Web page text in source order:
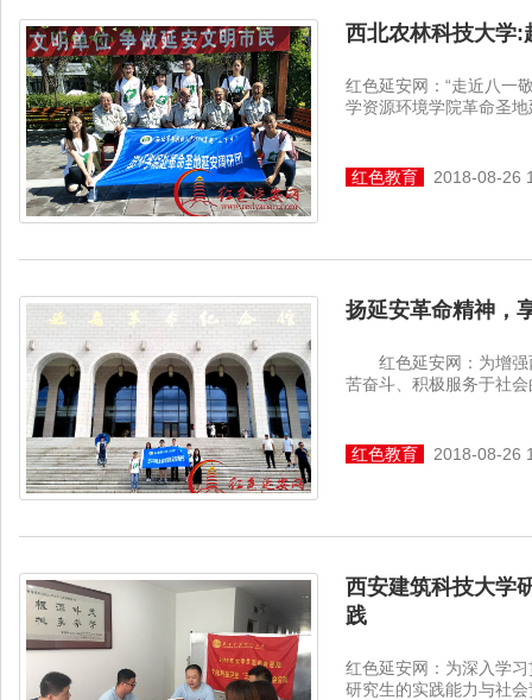
西北农林科技大学:
红色延安网：“走近八一
学资源环境学院革命圣
红色教育 2018-08-26
扬延安革命精神，
红色延安网：为增强
苦奋斗、积极服务于社
红色教育 2018-08-26
西安建筑科技大学
践
红色延安网：为深入学
研究生的实践能力与社